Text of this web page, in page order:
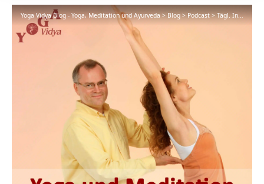
Yoga Vidya Blog - Yoga, Meditation und Ayurveda>Blog>Podcast>Tägl. Inspiration